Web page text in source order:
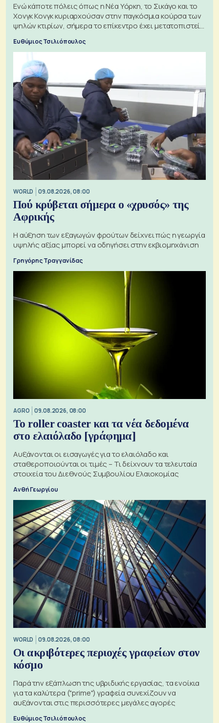
Ενώ κάποτε πόλεις όπως η Νέα Υόρκη, το Σικάγο και το
Χονγκ Κονγκ κυριαρχούσαν στην παγκόσμια κούρσα των
ψηλών κτιρίων, σήμερα το επίκεντρο έχει μετατοπιστεί
Ευθύμιος Τσιλιόπουλος
WORLD 09.08.2026, 08:00
Πού κρύβεται σήμερα ο «χρυσός» της
Αφρικής
Η αύξηση των εξαγωγών φρούτων δείχνει πώς η γεωργία
υψηλής αξίας μπορεί να οδηγήσει στην εκβιομηχάνιση
Γρηγόρης Τραγγανίδας
AGRO 09.08.2026, 08:00
Το roller coaster και τα νέα δεδομένα
στο ελαιόλαδο [γράφημα]
Αυξάνονται οι εισαγωγές για το ελαιόλαδο και
σταθεροποιούνται οι τιμές – Τι δείχνουν τα τελευταία
στοιχεία του Διεθνούς Συμβουλίου Ελαιοκομίας
Ανθή Γεωργίου
WORLD 09.08.2026, 08:00
Οι ακριβότερες περιοχές γραφείων στον
κόσμο
Παρά την εξάπλωση της υβριδικής εργασίας, τα ενοίκια
για τα καλύτερα ("prime") γραφεία συνεχίζουν να
αυξάνονται στις περισσότερες μεγάλες αγορές
Ευθύμιος Τσιλιόπουλος